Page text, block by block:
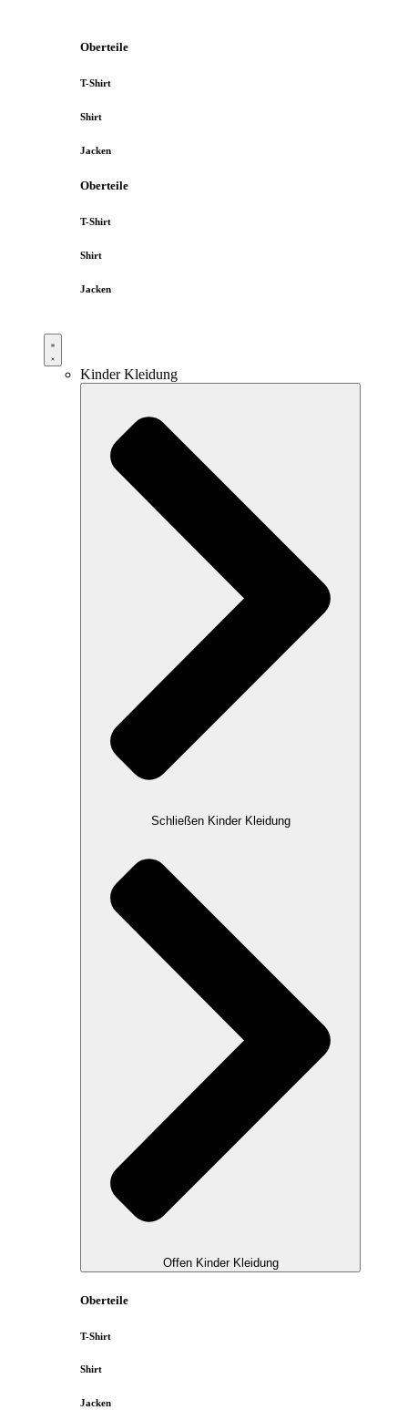
Oberteile
T-Shirt
Shirt
Jacken
Oberteile
T-Shirt
Shirt
Jacken
Kinder Kleidung
Schließen Kinder Kleidung
Offen Kinder Kleidung
Oberteile
T-Shirt
Shirt
Jacken